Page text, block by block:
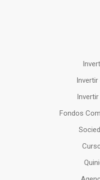
Invertir
Fondos